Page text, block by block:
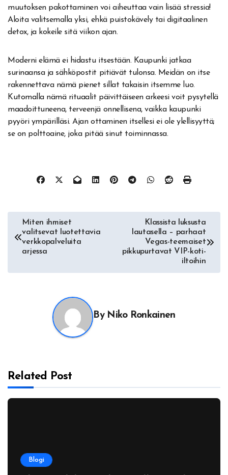
muutoksen pakottaminen voi aiheuttaa vain lisää stressia!
Aloita valitsemalla yksi, ehkä puistokävely tai digitaalinen
detox, ja kokeile sitä viikon ajan.
Moderni elämä ei hidastu itsestään. Kaupunki jatkaa
surinaansa ja sähköpostit pitiävät tulonsa. Meidän on itse
rakennettava nämä pienet sillat takaisin itsemme luo.
Kutomalla nämä rituaalit päivittäiseen arkeesi voit pysytellä
maadoittuneena, terveenjä onnellisena, vaikka kaupunki
pyyöri ympärilläsi. Ajan ottaminen itsellesi ei ole ylellisyyttä;
se on polttoaine, joka pitää sinut toiminnassa.
Artikkelien
selaus
Miten ihmiset
valitsevat luotettavia
verkkopalveluita
arjessa
Klassista luksusta
lautasella – parhaat
Vegas-teemaiset
pikkupurtavat VIP-koti-
iltoihin
By Niko Ronkainen
Related Post
Blogi